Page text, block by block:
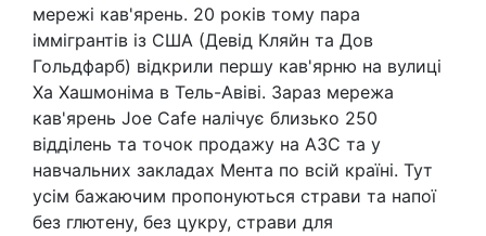
мережі кав'ярень. 20 років тому пара
іммігрантів із США (Девід Кляйн та Дов
Гольдфарб) відкрили першу кав'ярню на вулиці
Ха Хашмоніма в Тель-Авіві. Зараз мережа
кав'ярень Joe Cafe налічує близько 250
відділень та точок продажу на АЗС та у
навчальних закладах Мента по всій країні. Тут
усім бажаючим пропонуються страви та напої
без глютену, без цукру, страви для